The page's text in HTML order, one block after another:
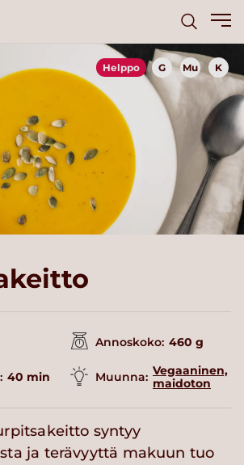
Helppo G Mu K
Annoskoko: 460 g
40 min Muunna: Vegaaninen,
maidoton
syntyy
ja terävyyttä makuun tuo